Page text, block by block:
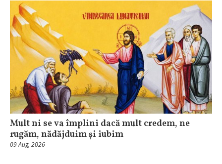
Mult ni se va împlini dacă mult credem, ne
rugăm, nădăjduim și iubim
09 Aug, 2026